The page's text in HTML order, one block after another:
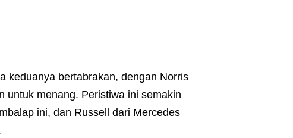
keduanya bertabrakan, dengan Norris
untuk menang. Peristiwa ini semakin
ini, dan Russell dari Mercedes